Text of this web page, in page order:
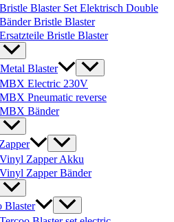
Bristle Blaster Set Elektrisch Double
Bänder Bristle Blaster
Ersatzteile Bristle Blaster
Blaster
MBX Electric 230V
MBX Pneumatic reverse
MBX Bänder
Vinyl Zapper Akku
Vinyl Zapper Bänder
Blaster